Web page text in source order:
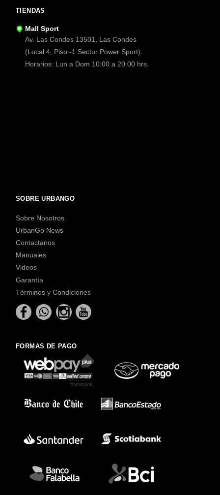
TIENDAS
Mall Sport
Av. Las Condes 13501, Las Condes
(Local 4, Piso -1 Sector Power Sport).
Horarios: Lun a Dom 10:00 a 20:00 hrs.
SOBRE URBANGO
Sobre Nosotros
UrbanGo News
Contactanos
Manuales
Videos
Garantía
Términos y Condiciones
FORMAS DE PAGO